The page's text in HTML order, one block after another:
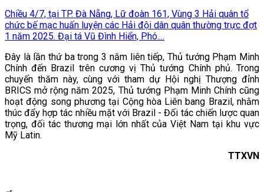
Chiều 4/7, tại TP. Đà Nẵng, Lữ đoàn 161, Vùng 3 Hải quân tổ
chức bế mạc huấn luyện các Hải đội dân quân thường trực đợt
1 năm 2025. Đại tá Vũ Đình Hiển, Phó....
Đây là lần thứ ba trong 3 năm liên tiếp, Thủ tướng Phạm Minh
Chính đến Brazil trên cương vị Thủ tướng Chính phủ. Trong
chuyến thăm này, cùng với tham dự Hội nghị Thượng đỉnh
BRICS mở rộng năm 2025, Thủ tướng Phạm Minh Chính cũng
hoạt động song phương tại Cộng hòa Liên bang Brazil, nhằm
thúc đẩy hợp tác nhiều mặt với Brazil - Đối tác chiến lược quan
trọng, đối tác thương mại lớn nhất của Việt Nam tại khu vực
Mỹ Latin.
TTXVN